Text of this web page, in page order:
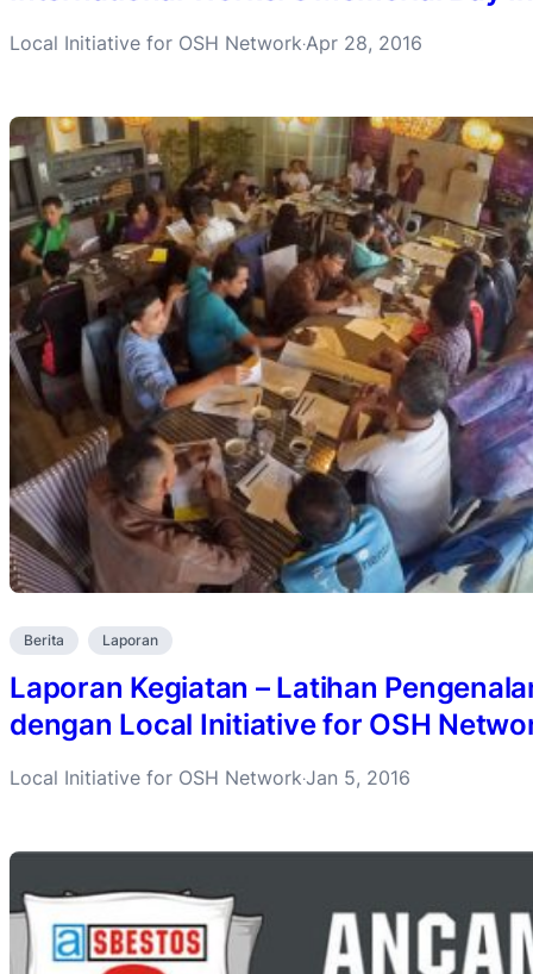
Local Initiative for OSH Network·Apr 28, 2016
Berita Laporan
Laporan Kegiatan – Latihan
dengan Local Initiative for OSH
Local Initiative for OSH Network·Jan 5, 2016